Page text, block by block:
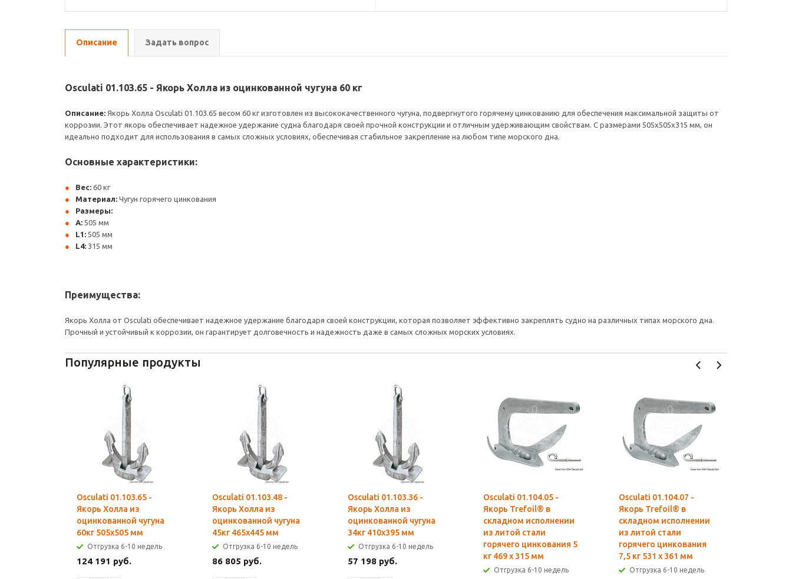
Описание Задать вопрос
Osculati 01.103.65 - Якорь Холла из оцинкованной чугуна 60 кг
Описание: Якорь Холла Osculati 01.103.65 весом 60 кг изготовлен из высококачественного чугуна, подвергнутого горячему цинкованию для обеспечения максимальной защиты от
коррозии. Этот якорь обеспечивает надежное удержание судна благодаря своей прочной конструкции и отличным удерживающим свойствам. С размерами 505x505x315 мм, он
идеально подходит для использования в самых сложных условиях, обеспечивая стабильное закрепление на любом типе морского дна.
Основные характеристики:
Вес: 60 кг
Материал: Чугун горячего цинкования
Размеры:
A: 505 мм
L1: 505 мм
L4: 315 мм
Преимущества:
Якорь Холла от Osculati обеспечивает надежное удержание благодаря своей конструкции, которая позволяет эффективно закреплять судно на различных типах морского дна.
Прочный и устойчивый к коррозии, он гарантирует долговечность и надежность даже в самых сложных морских условиях.
Популярные продукты
Osculati 01.103.65 -
Якорь Холла из
оцинкованной чугуна
60кг 505x505 мм
Отгрузка 6-10 недель
124 191 руб.
Osculati 01.103.48 -
Якорь Холла из
оцинкованной чугуна
45кг 465x445 мм
Отгрузка 6-10 недель
86 805 руб.
Osculati 01.103.36 -
Якорь Холла из
оцинкованной чугуна
34кг 410x395 мм
Отгрузка 6-10 недель
57 198 руб.
Osculati 01.104.05 -
Якорь Trefoil® в
складном исполнении
из литой стали
горячего цинкования 5
кг 469 x 315 мм
Отгрузка 6-10 недель
Osculati 01.104.07 -
Якорь Trefoil® в
складном исполнении
из литой стали
горячего цинкования
7,5 кг 531 x 361 мм
Отгрузка 6-10 недель